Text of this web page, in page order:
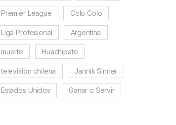
Premier League Colo Colo
Liga Profesional Argentina
muerte Huachipato
televisión chilena Jannik Sinner
Estados Unidos Ganar o Servir